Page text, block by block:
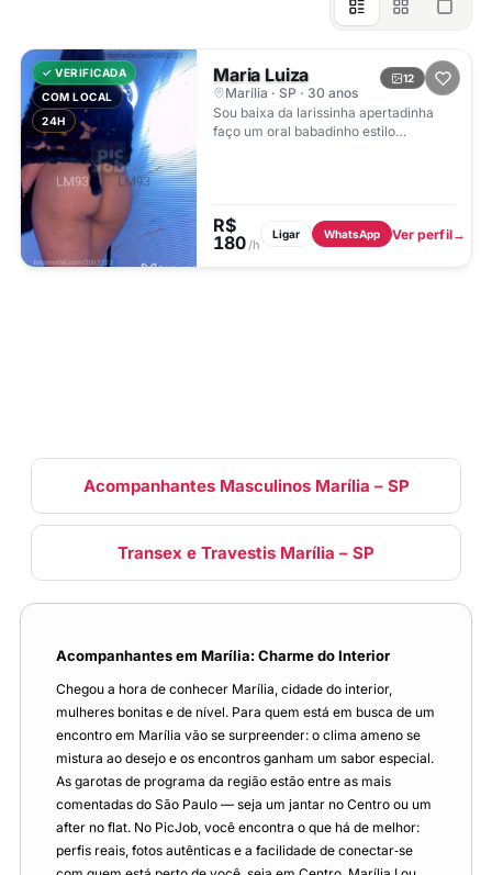
✓ VERIFICADA
COM LOCAL
24H
12
Maria Luiza
Marília · SP · 30 anos
Sou baixa da larissinha apertadinha
faço um oral babadinho estilo
R$
180/h
Ligar WhatsApp Ver perfil
Acompanhantes Masculinos Marília – SP
Transex e Travestis Marília – SP
Acompanhantes em Marília: Charme do Interior
Chegou a hora de conhecer Marília, cidade do interior,
mulheres bonitas e de nível. Para quem está em busca de um
encontro em Marília vão se surpreender: o clima ameno se
mistura ao desejo e os encontros ganham um sabor especial.
As garotas de programa da região estão entre as mais
comentadas do São Paulo — seja um jantar no Centro ou um
after no flat. No PicJob, você encontra o que há de melhor:
perfis reais, fotos autênticas e a facilidade de conectar‑se